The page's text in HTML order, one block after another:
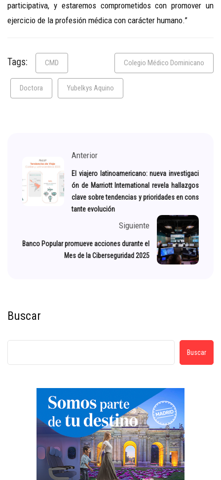
participativa, y estaremos comprometidos con promover un
ejercicio de la profesión médica con carácter humano.”
Tags: CMD Colegio Médico Dominicano
Doctora Yubelkys Aquino
Anterior
El viajero latinoamericano: nueva investigaci
ón de Marriott International revela hallazgos
clave sobre tendencias y prioridades en cons
tante evolución
Siguiente
Banco Popular promueve acciones durante el
Mes de la Ciberseguridad 2025
Buscar
Buscar